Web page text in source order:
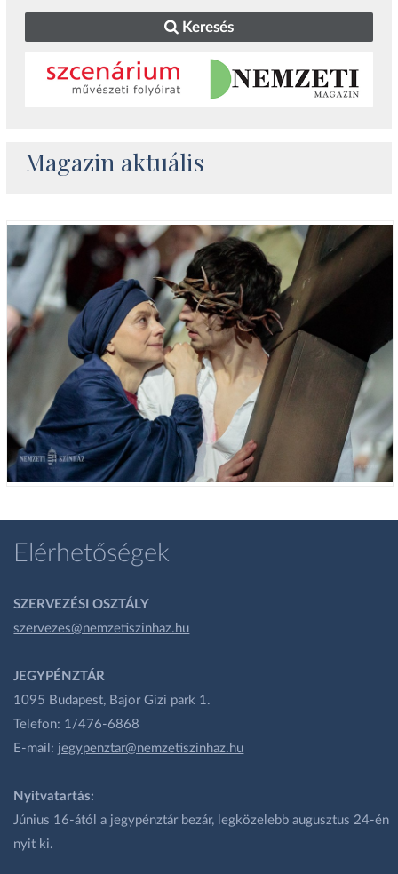
Keresés
Magazin aktuális
Elérhetőségek
SZERVEZÉSI OSZTÁLY
szervezes@nemzetiszinhaz.hu
JEGYPÉNZTÁR
1095 Budapest, Bajor Gizi park 1.
Telefon: 1/476-6868
E-mail: jegypenztar@nemzetiszinhaz.hu
Nyitvatartás:
Június 16-ától a jegypénztár bezár, legközelebb augusztus 24-én
nyit ki.